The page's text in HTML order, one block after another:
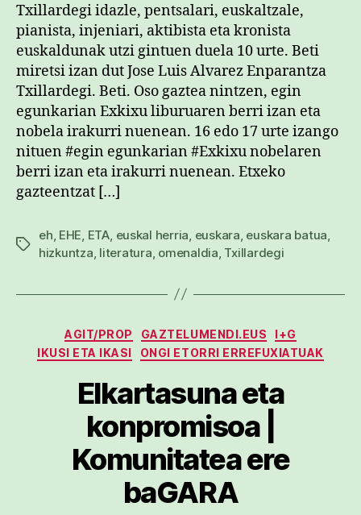
Txillardegi idazle, pentsalari, euskaltzale,
pianista, injeniari, aktibista eta kronista
euskaldunak utzi gintuen duela 10 urte. Beti
miretsi izan dut Jose Luis Alvarez Enparantza
Txillardegi. Beti. Oso gaztea nintzen, egin
egunkarian Exkixu liburuaren berri izan eta
nobela irakurri nuenean. 16 edo 17 urte izango
nituen #egin egunkarian #Exkixu nobelaren
berri izan eta irakurri nuenean. Etxeko
gazteentzat […]
Etiketak
eh EHE ETA euskal herria euskara euskara batua
hizkuntza literatura omenaldia Txillardegi
Kategoriak
AGIT/PROP GAZTELUMENDI.EUS
I+G
IKUSI ETA IKASI
ONGI ETORRI ERREFUXIATUAK
Elkartasuna eta
konpromisoa |
Komunitatea ere
baGARA